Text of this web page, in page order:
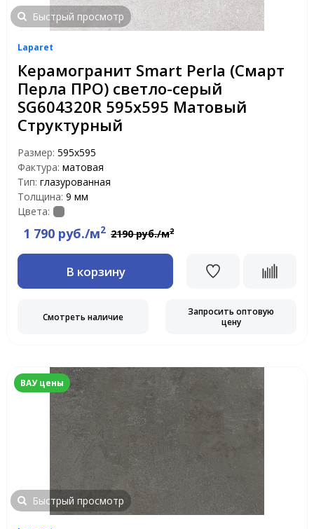
Быстрый просмотр
Laparet
Керамогранит Smart Perla (Смарт
Перла ПРО) светло-серый
SG604320R 595x595 Матовый
Структурный
Размер: 595x595
Фактура: матовая
Тип: глазурованная
Толщина: 9 мм
Цвета:
1 790 руб./м2 2190 руб./м2
В корзину
Смотреть наличие
Запросить оптовую
цену
ВАУ цены
Быстрый просмотр